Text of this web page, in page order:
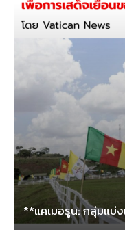
**แคเมอรูน: กลุ่มแบ่